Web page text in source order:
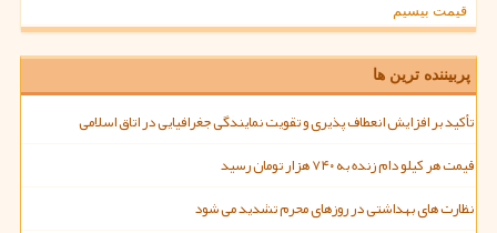
قیمت بیسیم
پربیننده ترین ها
تأکید بر افزایش انعطاف پذیری و تقویت نمایندگی جغرافیایی در اتاق اسلامی
قیمت هر کیلو دام زنده به ۷۴۰ هزار تومان رسید
نظارت های بهداشتی در روزهای محرم تشدید می شود